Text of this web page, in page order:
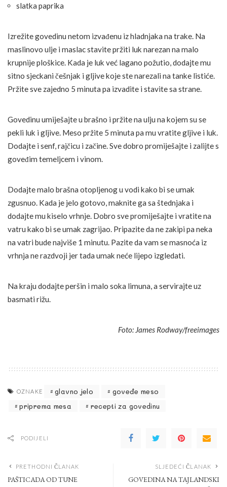
slatka paprika
Izrežite govedinu netom izvađenu iz hladnjaka na trake. Na
maslinovo ulje i maslac stavite pržiti luk narezan na malo
krupnije ploškice. Kada je luk već lagano požutio, dodajte mu
sitno sjeckani češnjak i gljive koje ste narezali na tanke listiće.
Pržite sve zajedno 5 minuta pa izvadite i stavite sa strane.
Govedinu umiješajte u brašno i pržite na ulju na kojem su se
pekli luk i gljive. Meso pržite 5 minuta pa mu vratite gljive i luk.
Dodajte i senf, rajčicu i začine. Sve dobro promiješajte i zalijte s
goveđim temeljcem i vinom.
Dodajte malo brašna otopljenog u vodi kako bi se umak
zgusnuo. Kada je jelo gotovo, maknite ga sa štednjaka i
dodajte mu kiselo vrhnje. Dobro sve promiješajte i vratite na
vatru kako bi se umak zagrijao. Pripazite da ne zakipi pa neka
na vatri bude najviše 1 minutu. Pazite da vam se masnoća iz
vrhnja ne razdvoji jer tada umak neće lijepo izgledati.
Na kraju dodajte peršin i malo soka limuna, a servirajte uz
basmati rižu.
Foto: James Rodway/freeimages
OZNAKE glavno jelo
goveđe meso
priprema mesa
recepti za govedinu
PODIJELI
PRETHODNI ČLANAK
PAŠTICADA OD TUNE
SLJEDEĆI ČLANAK
GOVEDINA NA TAJLANDSKI